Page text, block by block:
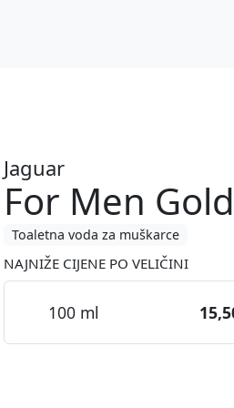
Jaguar
For Men
Toaletna voda za muškarce
NAJNIŽE CIJENE PO VELIČINI
100 ml